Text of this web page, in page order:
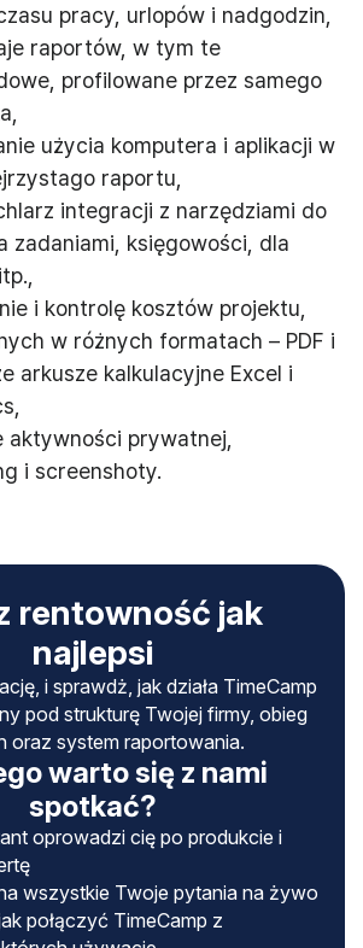
pracy, urlopów i nadgodzin,
raportów, w tym te
profilowane przez samego
użycia komputera i aplikacji w
raportu,
integracji z narzędziami do
zadaniami, księgowości, dla
i kontrolę kosztów projektu,
w różnych formatach – PDF i
arkusze kalkulacyjne Excel i
aktywności prywatnej,
i screenshoty.
rentowność jak
najlepsi
i sprawdż, jak działa TimeCamp
pod strukturę Twojej firmy, obieg
oraz system raportowania.
warto się z nami
spotkać?
oprowadzi cię po produkcie i
wszystkie Twoje pytania na żywo
połączyć TimeCamp z